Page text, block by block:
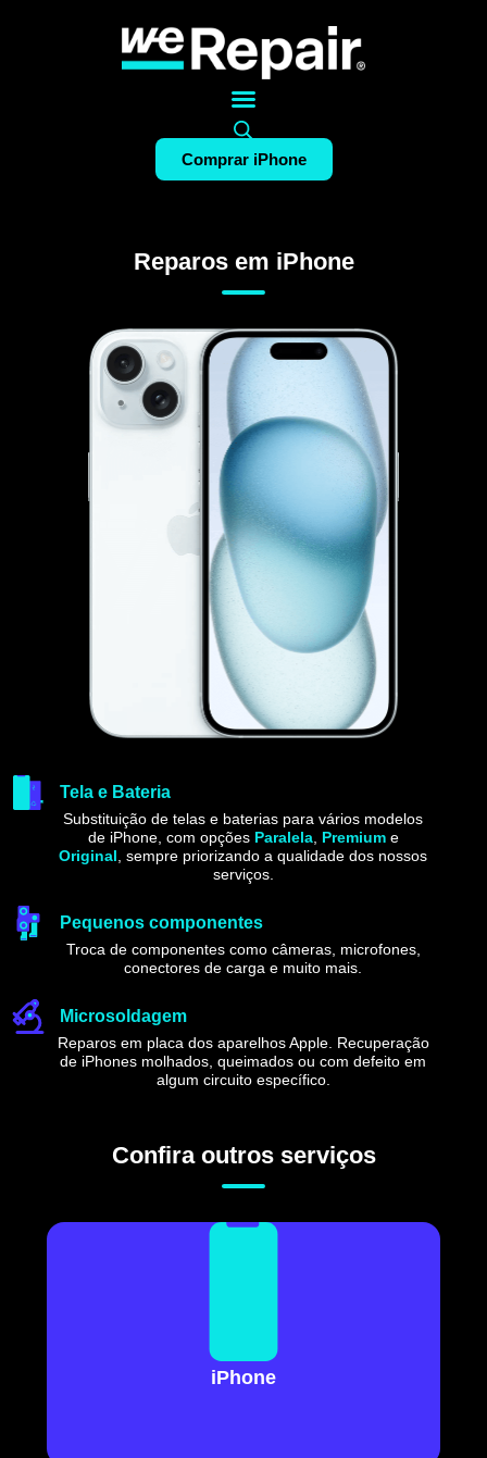
Comprar iPhone
Reparos em iPhone
Tela e Bateria
Substituição de telas e baterias para vários modelos
de iPhone, com opções Paralela, Premiume
Original , sempre priorizando a qualidade dos nossos
serviços.
Pequenos componentes
Troca de componentes como câmeras, microfones,
conectores de carga e muito mais.
Microsoldagem
Reparos em placa dos aparelhos Apple. Recuperação
de iPhones molhados, queimados ou com defeito em
algum circuito específico.
Confira outros serviços
iPhone